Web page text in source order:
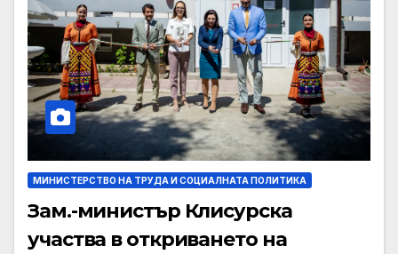
МИНИСТЕРСТВО НА ТРУДА И СОЦИАЛНАТА ПОЛИТИКА
Зам.-министър Клисурска
участва в откриването на